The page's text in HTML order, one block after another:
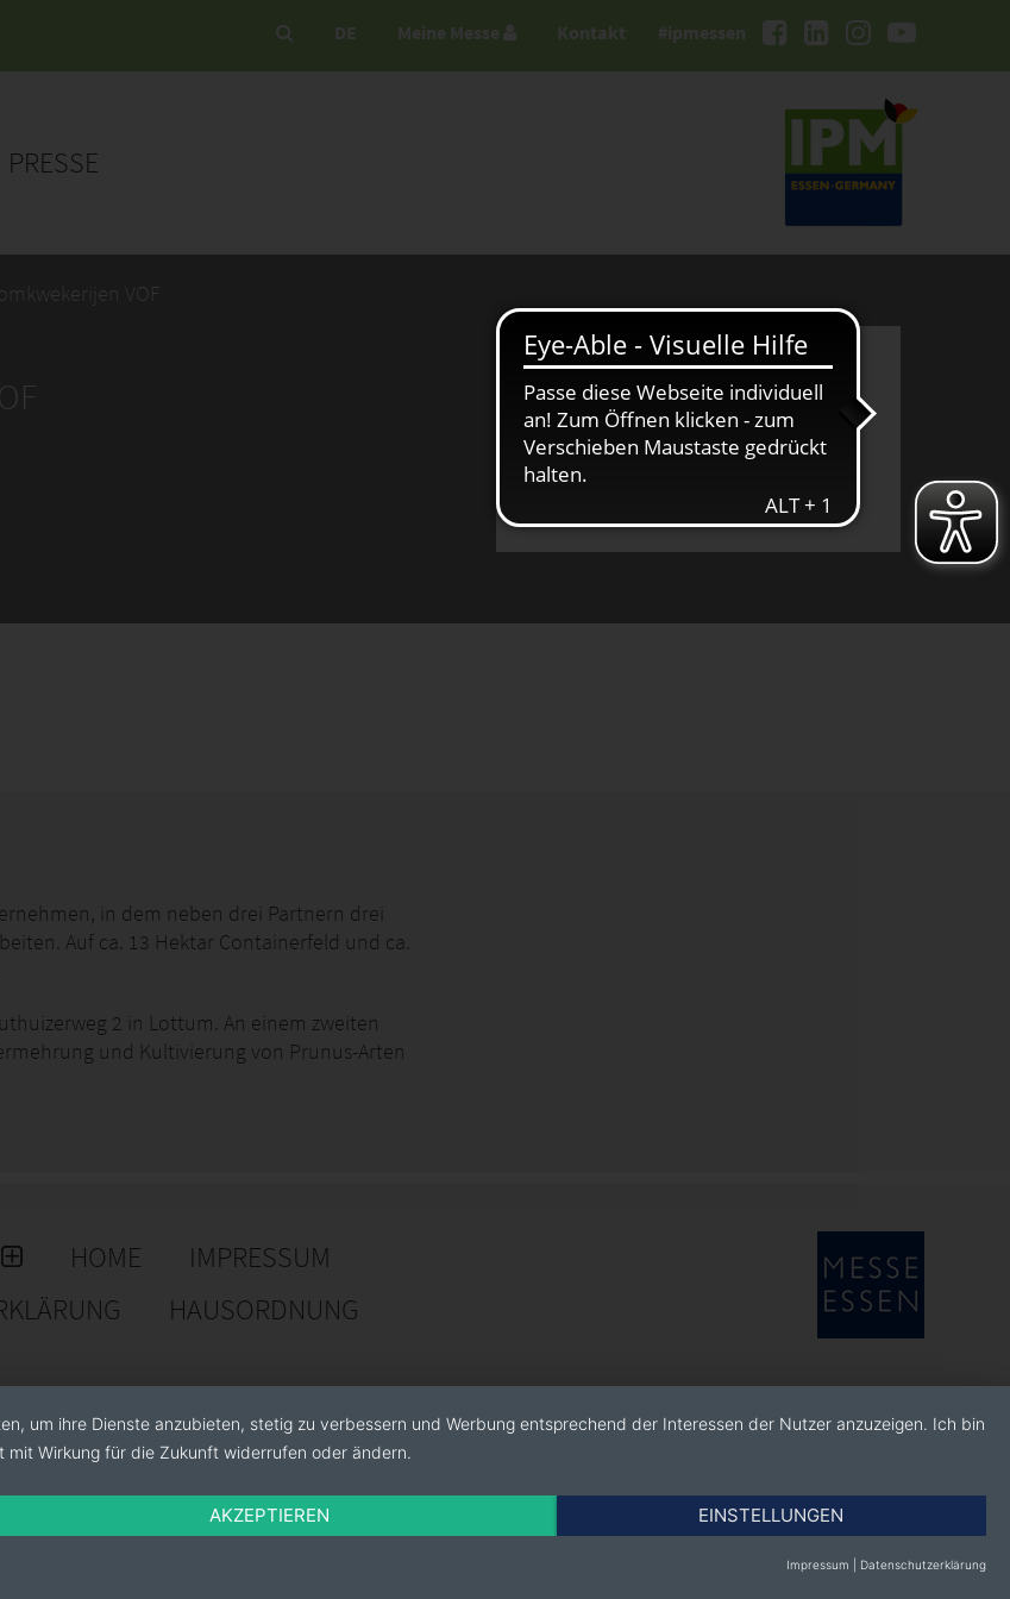
#ipmessen
DE Meine Messe Kontakt
PRESSE
VOF
in dem neben drei Partnern drei
Auf ca. 13 Hektar Containerfeld und ca.
2 in Lottum. An einem zweiten
und Kultivierung von Prunus-Arten
Glas und ca. 3 ha Containeranbau.
HOME
IMPRESSUM
HAUSORDNUNG
um ihre Dienste anzubieten, stetig zu verbessern und Werbung entsprechend der Interessen der Nutzer anzuzeigen. Ich bin
Wirkung für die Zukunft widerrufen oder ändern.
AKZEPTIEREN EINSTELLUNGEN
Impressum Datenschutzerklärung